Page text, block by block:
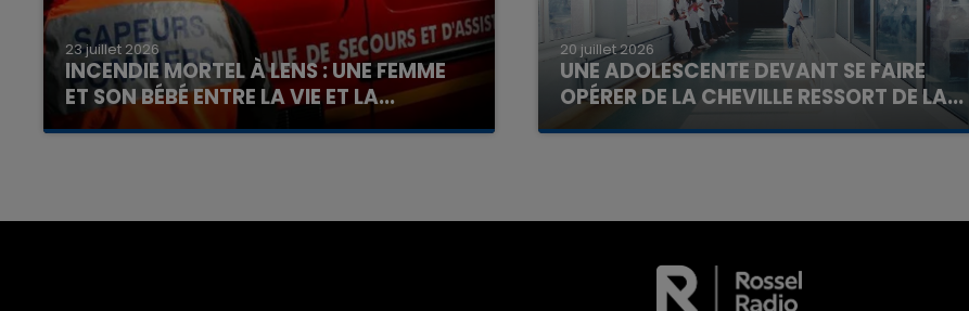
23 juillet 2026
INCENDIE MORTEL À LENS : UNE FEMME
ET SON BÉBÉ ENTRE LA VIE ET LA...
Un homme s'est immolé par le feu après avoir
20 juillet 2026
UNE ADOLESCENTE DEVANT SE FAIRE
OPÉRER DE LA CHEVILLE RESSORT DE LA...
La famille a porté plainte contre la clinique qui a